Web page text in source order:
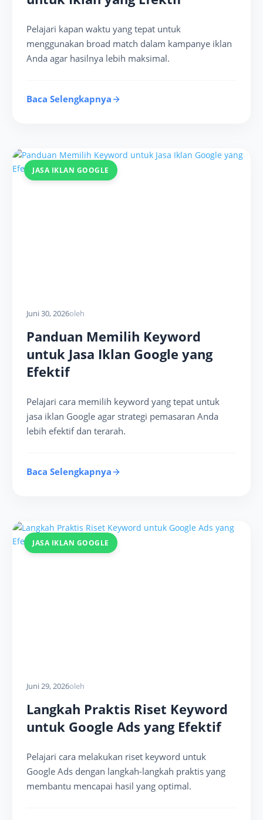
Pelajari kapan waktu yang tepat untuk
menggunakan broad match dalam kampanye iklan
Anda agar hasilnya lebih maksimal.
Baca Selengkapnya
JASA IKLAN GOOGLE
Juni 30, 2026oleh
Panduan Memilih Keyword
untuk Jasa Iklan Google yang
Efektif
Pelajari cara memilih keyword yang tepat untuk
jasa iklan Google agar strategi pemasaran Anda
lebih efektif dan terarah.
Baca Selengkapnya
JASA IKLAN GOOGLE
Juni 29, 2026oleh
Langkah Praktis Riset Keyword
untuk Google Ads yang Efektif
Pelajari cara melakukan riset keyword untuk
Google Ads dengan langkah-langkah praktis yang
membantu mencapai hasil yang optimal.